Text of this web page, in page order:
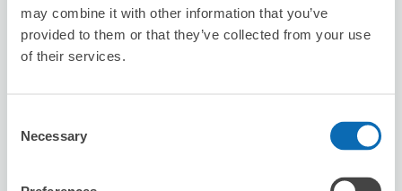
may combine it with other information that you’ve
provided to them or that they’ve collected from your use
of their services.
Selection
Necessary
空き時間
8/8土 8/9日 8/10月 8/11火 8/12水 8/13木 8/14金